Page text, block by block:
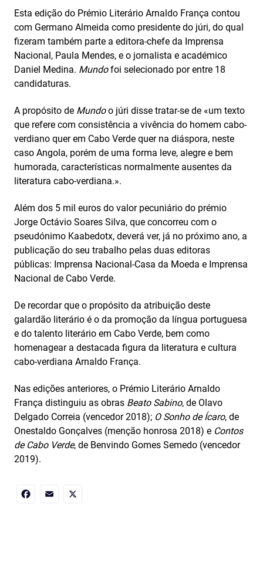
Esta edição do Prémio Literário Arnaldo França contou
com Germano Almeida como presidente do júri, do qual
fizeram também parte a editora-chefe da Imprensa
Nacional, Paula Mendes, e o jornalista e académico
Daniel Medina. Mundofoi selecionado por entre 18
candidaturas.
A propósito de Mundoo júri disse tratar-se de «um texto
que refere com consistência a vivência do homem cabo-
verdiano quer em Cabo Verde quer na diáspora, neste
caso Angola, porém de uma forma leve, alegre e bem
humorada, características normalmente ausentes da
literatura cabo-verdiana.».
Além dos 5 mil euros do valor pecuniário do prémio
Jorge Octávio Soares Silva, que concorreu com o
pseudónimo Kaabedotx, deverá ver, já no próximo ano, a
publicação do seu trabalho pelas duas editoras
públicas: Imprensa Nacional-Casa da Moeda e Imprensa
Nacional de Cabo Verde.
De recordar que o propósito da atribuição deste
galardão literário é o da promoção da língua portuguesa
e do talento literário em Cabo Verde, bem como
homenagear a destacada figura da literatura e cultura
cabo-verdiana Arnaldo França.
Nas edições anteriores, o Prémio Literário Arnaldo
França distinguiu as obras Beato Sabino, de Olavo
Delgado Correia (vencedor 2018); O Sonho de Ícaro, de
Onestaldo Gonçalves (menção honrosa 2018) e Contos
de Cabo Verde, de Benvindo Gomes Semedo (vencedor
2019).